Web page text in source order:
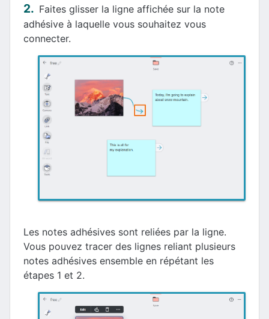
Faites glisser la ligne affichée sur la note
adhésive à laquelle vous souhaitez vous
connecter.
Les notes adhésives sont reliées par la ligne.
Vous pouvez tracer des lignes reliant plusieurs
notes adhésives ensemble en répétant les
étapes 1 et 2.